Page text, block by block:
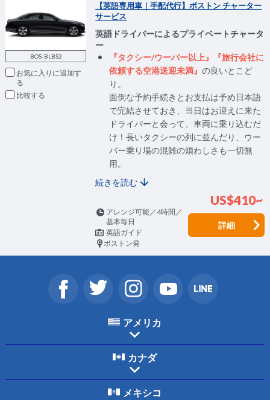
BOS-BLBS2
お気に入りに追加
比較
【英語専用車｜手配代行】ボストン チャーター
サービス
英語ドライバーによるプライベートチャータ
ー
『タクシー/ウーバー以上』『旅行会社に
依頼する空港送迎未満』の良いとこど
り。
面倒な予約手続きとお支払は予め日本語
で完結させておき、当日はお迎えに来た
ドライバーと会って、車両に乗り込むだ
け！長いタクシーの列に並んだり、ウー
バー乗り場の混雑の煩わしさも一切無
用。
続きを読む
US$410~
アレンジ可能／4時間／
基本毎日
英語ガイド
ボストン発
詳細
アメリカ
カナダ
メキシコ